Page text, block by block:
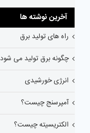
آخرین نوشته ها
راه های تولید برق
چگونه برق تولید می شود
انرژی خورشیدی
آمپرسنج چیست؟
الکتریسیته چیست؟